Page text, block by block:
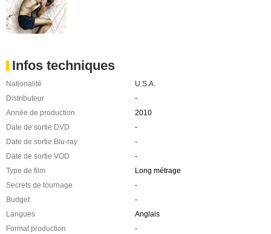
Infos techniques
Nationalité
U.S.A.
Distributeur
-
Année de production
2010
Date de sortie DVD
-
Date de sortie Blu-ray
-
Date de sortie VOD
-
Type de film
Long métrage
Secrets de tournage
-
Budget
-
Langues
Anglais
Format production
-